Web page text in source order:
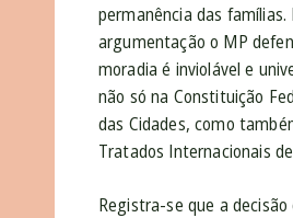
permanência das famílias.
argumentação o MP
moradia é inviolável e
não só na Constituição
das Cidades, como
Tratados Internacionais
Registra-se que a